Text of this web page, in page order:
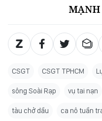
MẠNH
CSGT CSGT TPHCM
sông Soài Rạp vụ tai nạn
tàu chở dầu ca nô tuần